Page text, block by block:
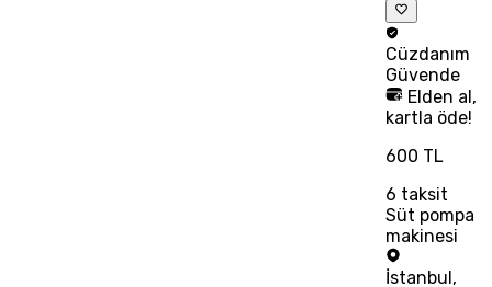
Cüzdanım
Güvende
Elden al,
kartla öde!
600 TL
6 taksit
Süt pompa
makinesi
İstanbul,